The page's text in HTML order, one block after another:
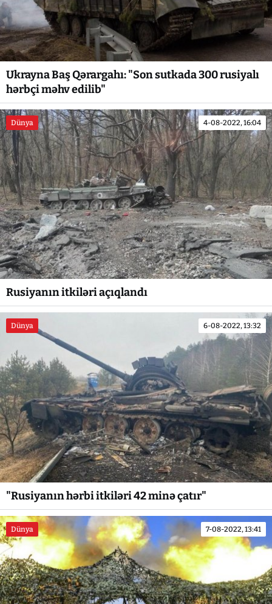
Ukrayna Baş Qərargahı: "Son sutkada 300 rusiyalı
hərbçi məhv edilib"
Dünya 4-08-2022, 16:04
Rusiyanın itkiləri açıqlandı
Dünya 6-08-2022, 13:32
"Rusiyanın hərbi itkiləri 42 minə çatır"
Dünya 7-08-2022, 13:41